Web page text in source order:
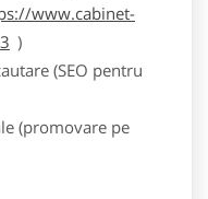
www.cabinet-
)
(SEO pentru
(promovare pe